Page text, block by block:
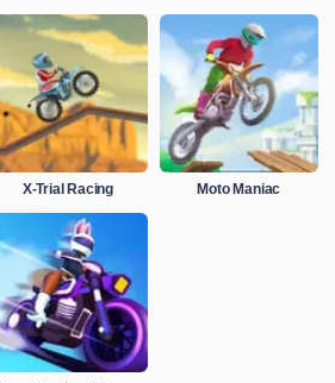
X-Trial Racing Moto Maniac